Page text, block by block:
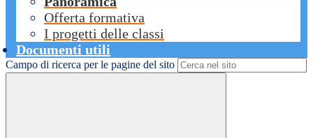
Offerta formativa
I progetti delle classi
Documenti utili
Campo di ricerca per le pagine del sito